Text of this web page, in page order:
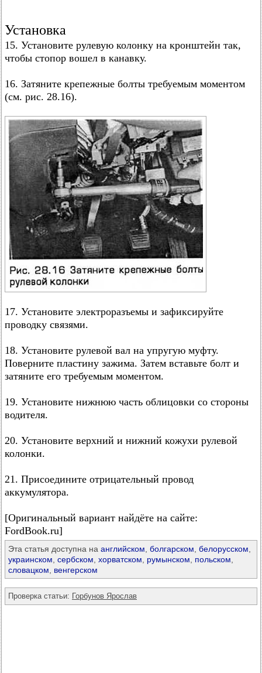
Установка
15. Установите рулевую колонку на кронштейн так,
чтобы стопор вошел в канавку.
16. Затяните крепежные болты требуемым моментом
(см. рис. 28.16).
17. Установите электроразъемы и зафиксируйте
проводку связями.
18. Установите рулевой вал на упругую муфту.
Поверните пластину зажима. Затем вставьте болт и
затяните его требуемым моментом.
19. Установите нижнюю часть облицовки со стороны
водителя.
20. Установите верхний и нижний кожухи рулевой
колонки.
21. Присоедините отрицательный провод
аккумулятора.
[Оригинальный вариант найдёте на сайте:
FordBook.ru]
Эта статья доступна на английском болгарском белорусском
украинском сербском хорватском румынском польском
словацком
венгерском
Проверка статьи: Горбунов Ярослав